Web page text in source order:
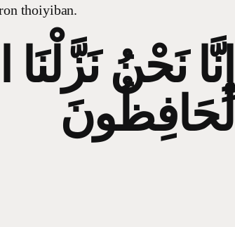
thoiyiban.
إِنَّا نَحْنُ نَزَّلْنَا
لَحَافِظُونَ